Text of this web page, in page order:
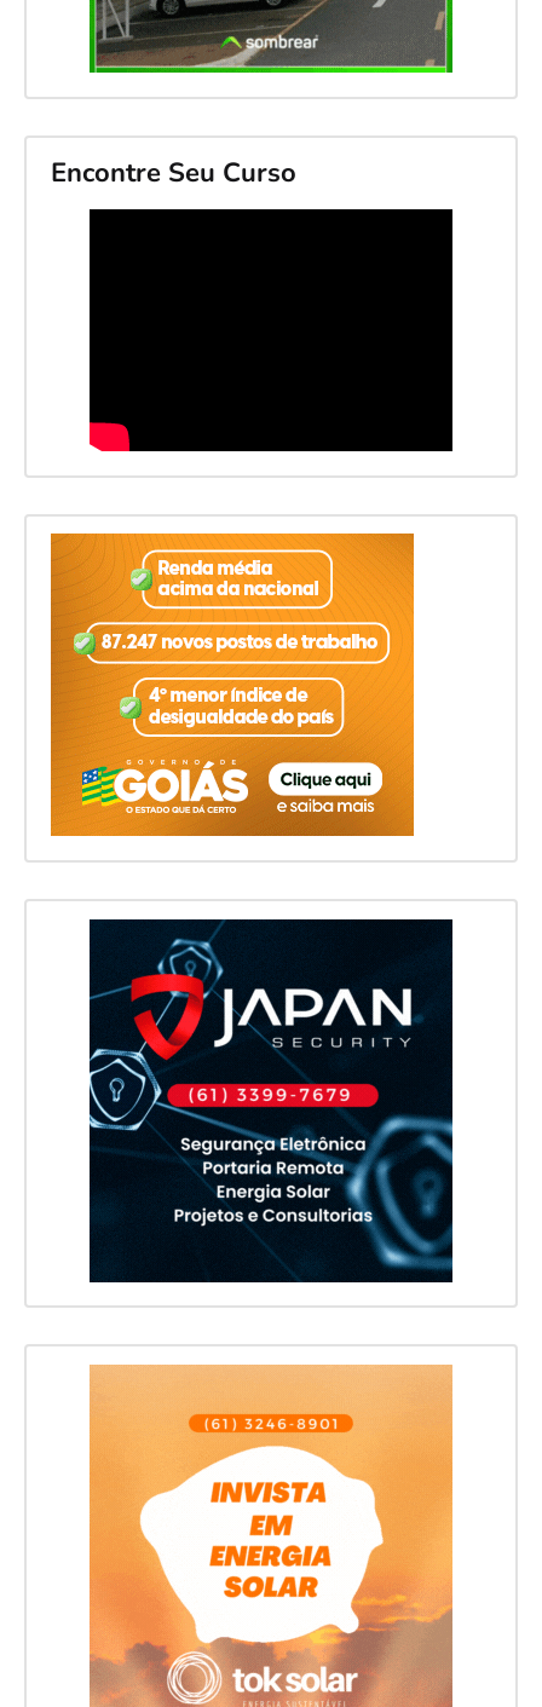
Encontre Seu Curso